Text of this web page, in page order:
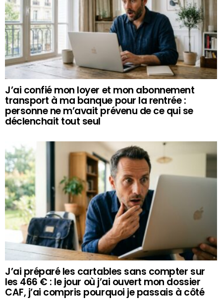
J’ai confié mon loyer et mon abonnement
transport à ma banque pour la rentrée :
personne ne m’avait prévenu de ce qui se
déclenchait tout seul
J’ai préparé les cartables sans compter sur
les 466 € : le jour où j’ai ouvert mon dossier
CAF, j’ai compris pourquoi je passais à côté